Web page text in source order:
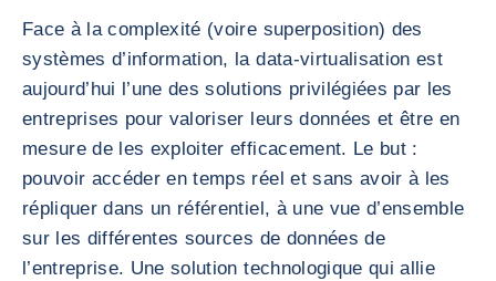
Face à la complexité (voire superposition) des
systèmes d’information, la data-virtualisation est
aujourd’hui l’une des solutions privilégiées par les
entreprises pour valoriser leurs données et être en
mesure de les exploiter efficacement. Le but :
pouvoir accéder en temps réel et sans avoir à les
répliquer dans un référentiel, à une vue d’ensemble
sur les différentes sources de données de
l’entreprise. Une solution technologique qui allie